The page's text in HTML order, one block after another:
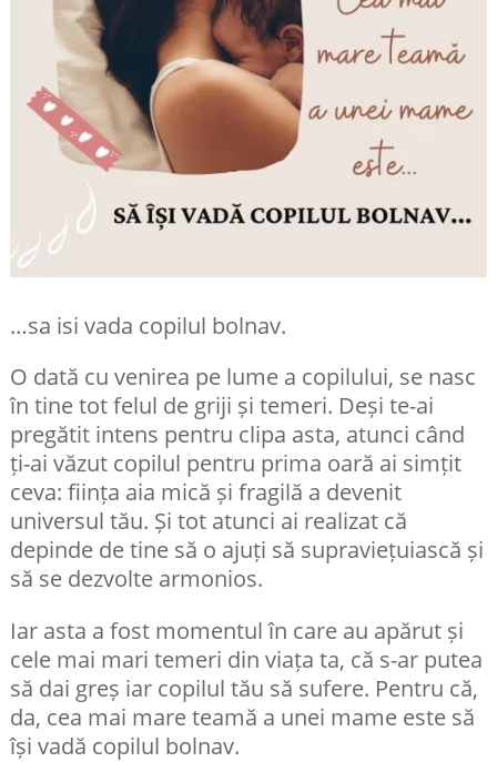
…sa isi vada copilul bolnav.
O dată cu venirea pe lume a copilului, se nasc
în tine tot felul de griji și temeri. Deși te-ai
pregătit intens pentru clipa asta, atunci când
ți-ai văzut copilul pentru prima oară ai simțit
ceva: ființa aia mică și fragilă a devenit
universul tău. Și tot atunci ai realizat că
depinde de tine să o ajuți să supraviețuiască și
să se dezvolte armonios.
Iar asta a fost momentul în care au apărut și
cele mai mari temeri din viața ta, că s-ar putea
să dai greș iar copilul tău să sufere. Pentru că,
da, cea mai mare teamă a unei mame este să
își vadă copilul bolnav.